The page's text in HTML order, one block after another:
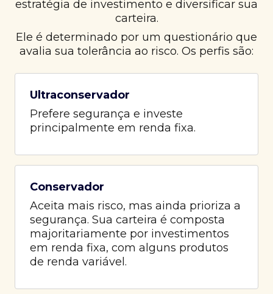
estratégia de investimento e diversificar sua
carteira.
Ele é determinado por um questionário que
avalia sua tolerância ao risco. Os perfis são:
Ultraconservador
Prefere segurança e investe
principalmente em renda fixa.
Conservador
Aceita mais risco, mas ainda prioriza a
segurança. Sua carteira é composta
majoritariamente por investimentos
em renda fixa, com alguns produtos
de renda variável.